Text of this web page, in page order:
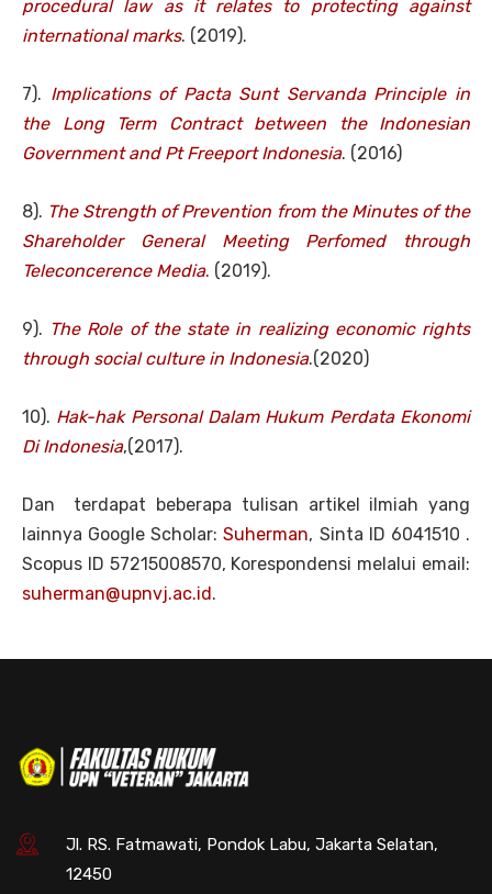
procedural law as it relates to protecting against
international marks. (2019).
7). Implications of Pacta Sunt Servanda Principle in
the Long Term Contract between the Indonesian
Government and Pt Freeport Indonesia. (2016)
8). The Strength of Prevention from the Minutes of the
Shareholder General Meeting Perfomed through
Teleconcerence Media. (2019).
9). The Role of the state in realizing economic rights
through social culture in Indonesia.(2020)
10). Hak-hak Personal Dalam Hukum Perdata Ekonomi
Di Indonesia,(2017).
Dan terdapat beberapa tulisan artikel ilmiah yang
lainnya Google Scholar:Suherman, Sinta ID 6041510 .
Scopus ID 57215008570, Korespondensi melalui email:
suherman@upnvj.ac.id.
Jl. RS. Fatmawati, Pondok Labu, Jakarta Selatan,
12450